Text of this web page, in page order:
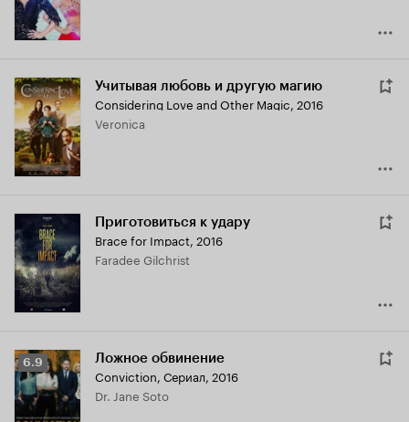
Учитывая любовь и другую магию
Considering Love and Other Magic, 2016
Veronica
Приготовиться к удару
Brace for Impact, 2016
Faradee Gilchrist
Рейтинг
Кинопоиска
6.9
6.9 Ложное обвинение
Conviction, Сериал, 2016
Dr. Jane Soto